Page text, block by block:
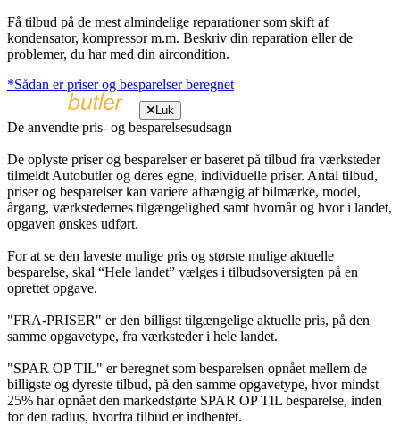
Få tilbud på de mest almindelige reparationer som skift af
kondensator, kompressor m.m. Beskriv din reparation eller de
problemer, du har med din aircondition.
*Sådan er priser og besparelser beregnet
Luk
De anvendte pris- og besparelsesudsagn
De oplyste priser og besparelser er baseret på tilbud fra værksteder
tilmeldt Autobutler og deres egne, individuelle priser. Antal tilbud,
priser og besparelser kan variere afhængig af bilmærke, model,
årgang, værkstedernes tilgængelighed samt hvornår og hvor i landet,
opgaven ønskes udført.
For at se den laveste mulige pris og største mulige aktuelle
besparelse, skal “Hele landet” vælges i tilbudsoversigten på en
oprettet opgave.
"FRA-PRISER" er den billigst tilgængelige aktuelle pris, på den
samme opgavetype, fra værksteder i hele landet.
"SPAR OP TIL" er beregnet som besparelsen opnået mellem de
billigste og dyreste tilbud, på den samme opgavetype, hvor mindst
25% har opnået den markedsførte SPAR OP TIL besparelse, inden
for den radius, hvorfra tilbud er indhentet.